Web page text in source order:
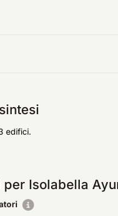
edifici.
Isolabella